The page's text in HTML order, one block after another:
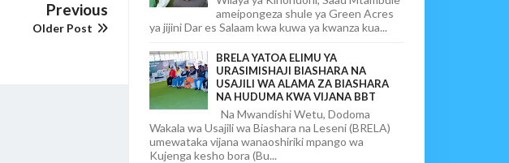
Previous
Older Post
ameipongeza shule ya Green Acres
ya jijini Dar es Salaam kwa kuwa ya kwanza kua...
BRELA YATOA ELIMU YA
URASIMISHAJI BIASHARA NA
USAJILI WA ALAMA ZA BIASHARA
NA HUDUMA KWA VIJANA BBT
Na Mwandishi Wetu, Dodoma
Wakala wa Usajili wa Biashara na Leseni (BRELA)
umewataka vijana wanaoshiriki mpango wa
Kujenga kesho bora (Bu...